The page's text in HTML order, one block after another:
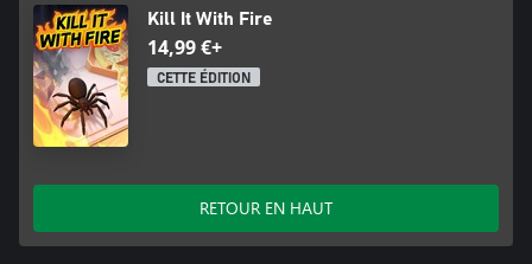
Kill It With Fire
14,99 €+
CETTE ÉDITION
RETOUR EN HAUT